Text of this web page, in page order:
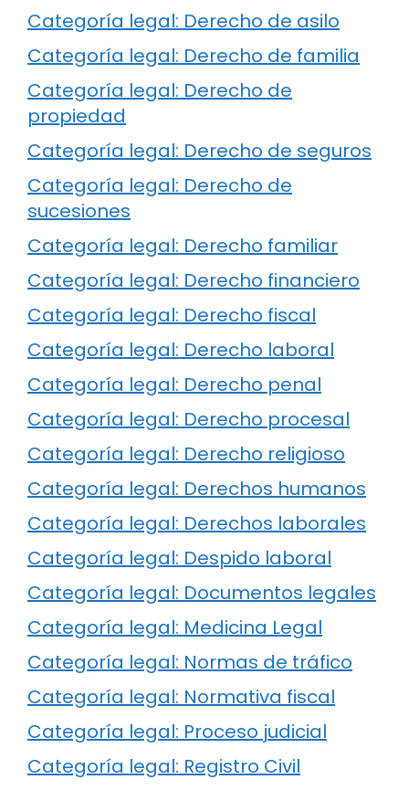
Categoría legal: Derecho de asilo
Categoría legal: Derecho de familia
Categoría legal: Derecho de
propiedad
Categoría legal: Derecho de seguros
Categoría legal: Derecho de
sucesiones
Categoría legal: Derecho familiar
Categoría legal: Derecho financiero
Categoría legal: Derecho fiscal
Categoría legal: Derecho laboral
Categoría legal: Derecho penal
Categoría legal: Derecho procesal
Categoría legal: Derecho religioso
Categoría legal: Derechos humanos
Categoría legal: Derechos laborales
Categoría legal: Despido laboral
Categoría legal: Documentos legales
Categoría legal: Medicina Legal
Categoría legal: Normas de tráfico
Categoría legal: Normativa fiscal
Categoría legal: Proceso judicial
Categoría legal: Registro Civil